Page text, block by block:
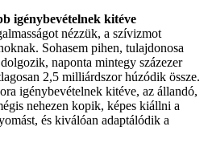
igénybevételnek kitéve
nézzük, a szívizmot
Sohasem pihen, tulajdonosa
naponta mintegy százezer
2,5 milliárdszor húzódik össze.
igénybevételnek kitéve, az állandó,
nehezen kopik, képes kiállni a
és kiválóan adaptálódik a